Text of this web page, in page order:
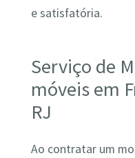
e satisfatória.
Serviço de
móveis em
RJ
Ao contratar um